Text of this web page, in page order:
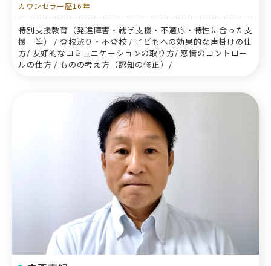
カウンセラー歴16年
特別支援教育（発達障害・就学支援・不適応・特性に合った支
援 等） / 登校渋り・不登校 / 子どもへの効果的な声掛けの仕
方/ 友好的なコミュニケーションの取り方/ 感情のコントロー
ルの仕方 / ものの考え方（認知の修正）/